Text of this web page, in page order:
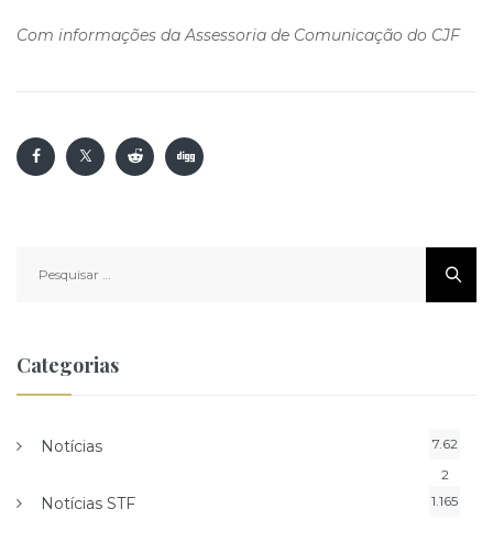
Com informações da Assessoria de Comunicação do CJF
por:
Categorias
Notícias
7.62
2
Notícias STF 1.165